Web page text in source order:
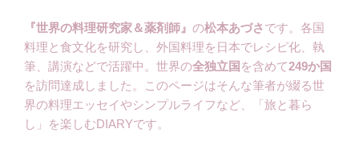
『世界の料理研究家＆薬剤師』 の松本あづさです。各国
料理と食文化を研究し、外国料理を日本でレシピ化、執
筆、講演などで活躍中。世界の全独立国 を含めて249か国
を訪問達成しました。このページはそんな筆者が綴る世
界の料理エッセイやシンプルライフなど、「旅と暮ら
し」を楽しむDIARYです。